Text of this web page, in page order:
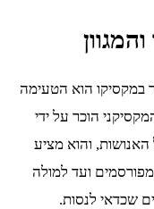
במקסיקו הוא הטעימה
הוכר על ידי
והוא מציע
ועד למולה
שכדאי לנסות.